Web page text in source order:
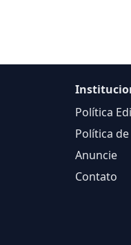
Política
Política
Anuncie
Contato